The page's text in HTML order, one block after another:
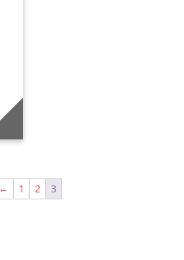
← 1 2 3